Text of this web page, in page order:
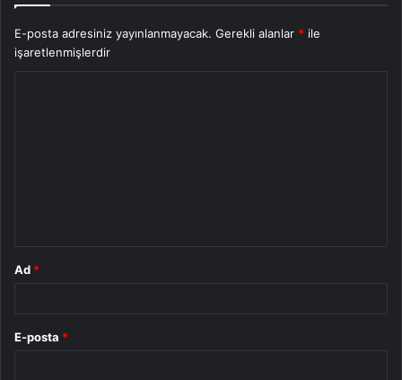
E-posta adresiniz yayınlanmayacak. Gerekli alanlar * ile
işaretlenmişlerdir
Ad *
E-posta *